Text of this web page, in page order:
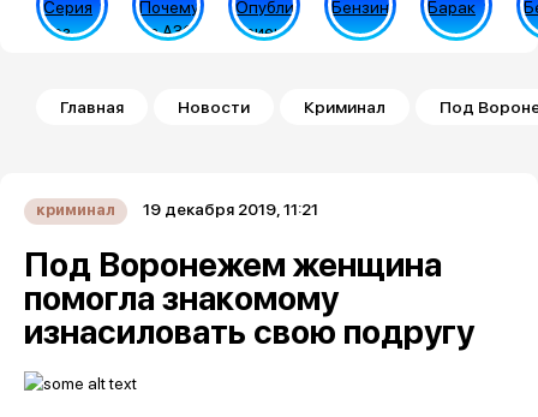
Строка навигации
Главная Новости Криминал Под
криминал 19 декабря 2019, 11:21
Под Воронежем женщина
помогла знакомому
изнасиловать свою подругу